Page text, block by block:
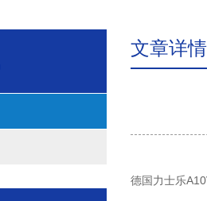
文章详情
德国力士乐